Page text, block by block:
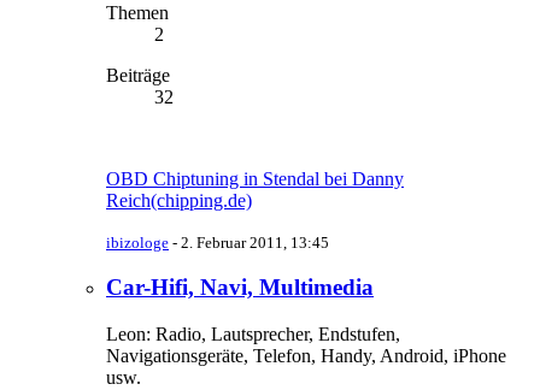
Themen
2
Beiträge
32
OBD Chiptuning in Stendal bei Danny
Reich(chipping.de)
ibizologe - 2. Februar 2011, 13:45
Car-Hifi, Navi, Multimedia
Leon: Radio, Lautsprecher, Endstufen,
Navigationsgeräte, Telefon, Handy, Android, iPhone
usw.